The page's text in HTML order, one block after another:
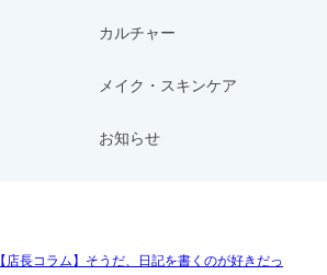
カルチャー
メイク・スキンケア
お知らせ
【店長コラム】そうだ、日記を書くのが好きだっ